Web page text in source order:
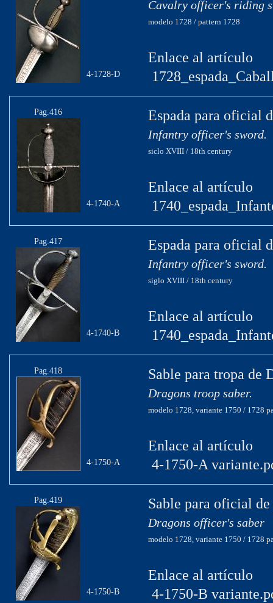
4-1728-D
Cavalry officer's riding
modelo 1728 / pattern 1728
Enlace al artículo
Pag.416
4-1740-A
Espada para oficial
Infantry officer's sword.
siclo XVIII / 18th century
Enlace al artículo
Pag.417
4-1740-B
Espada para oficial
Infantry officer's sword.
siglo XVIII / 18th century
Enlace al artículo
Pag.418
4-1750-A
Sable para tropa de
Dragons troop saber.
modelo 1728, variante 1750 / 1728
Enlace al artículo
4-1750-A
Pag.419
4-1750-B
Sable para oficial de
Dragons officer's saber
modelo 1728, variante 1750 / 1728
Enlace al artículo
4-1750-B